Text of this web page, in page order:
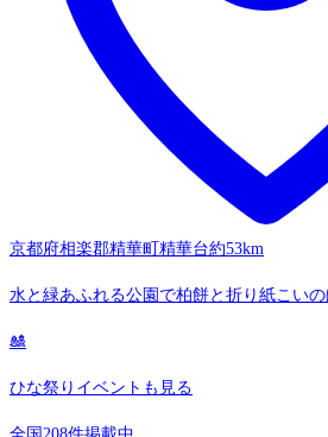
京都府相楽郡精華町精華台約53km
水と緑あふれる公園で柏餅と折り紙こい
🎎
ひな祭りイベントも見る